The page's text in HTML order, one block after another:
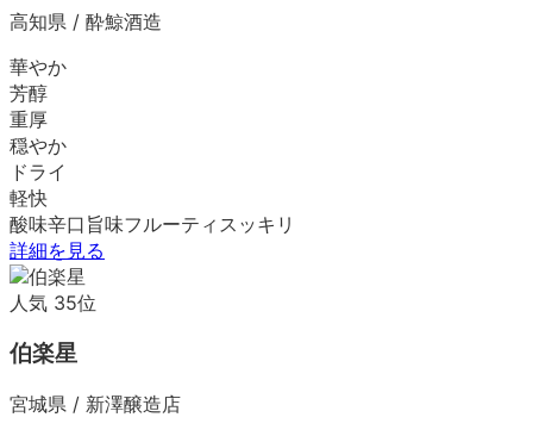
高知県 / 酔鯨酒造
華やか
芳醇
重厚
穏やか
ドライ
軽快
酸味辛口 旨味フルーティ スッキリ
詳細を見る
人気 35位
伯楽星
宮城県 / 新澤醸造店